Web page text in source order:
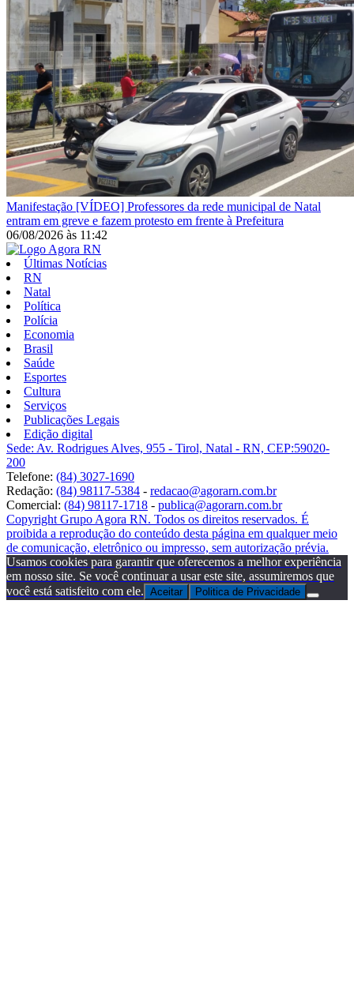
Manifestação [VÍDEO] Professores da rede municipal de Natal
entram em greve e fazem protesto em frente à Prefeitura
06/08/2026 às 11:42
Últimas Notícias
RN
Natal
Política
Polícia
Economia
Brasil
Saúde
Esportes
Cultura
Serviços
Publicações Legais
Edição digital
Sede: Av. Rodrigues Alves, 955 - Tirol, Natal - RN, CEP:59020-
200
Telefone: (84) 3027-1690
Redação: (84) 98117-5384 - redacao@agorarn.com.br
Comercial: (84) 98117-1718 - publica@agorarn.com.br
Copyright Grupo Agora RN. Todos os direitos reservados. É
proibida a reprodução do conteúdo desta página em qualquer meio
de comunicação, eletrônico ou impresso, sem autorização prévia.
Usamos cookies para garantir que oferecemos a melhor experiência
em nosso site. Se você continuar a usar este site, assumiremos que
você está satisfeito com ele. Aceitar Politica de Privacidade